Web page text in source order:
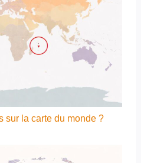
sur la carte du monde ?